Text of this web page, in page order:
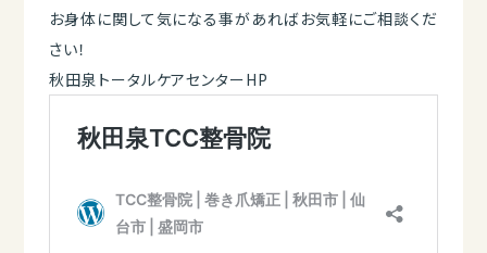
お身体に関して気になる事があればお気軽にご相談くだ
さい！
秋田泉トータルケアセンターHP